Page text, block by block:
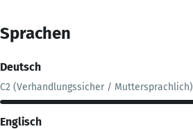
Sprachen
Deutsch
C2 (Verhandlungssicher / Muttersprachlich)
Englisch